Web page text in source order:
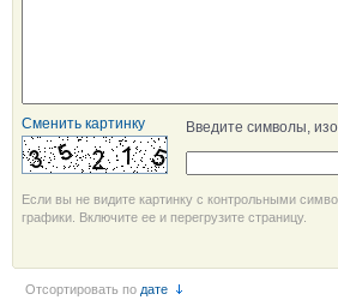
Сменить картинку Введите символы,
Если вы не видите картинку с контрольными
графики. Включите ее и перегрузите страницу.
Отсортировать по дате